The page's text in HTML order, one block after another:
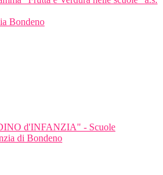
Bondeno
d'INFANZIA" - Scuole
di Bondeno